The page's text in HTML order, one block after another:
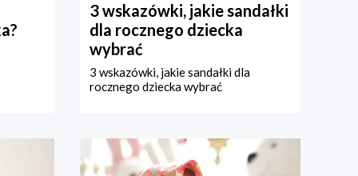
3 wskazówki, jakie sandałki
dla rocznego dziecka
wybrać
3 wskazówki, jakie sandałki dla
rocznego dziecka wybrać